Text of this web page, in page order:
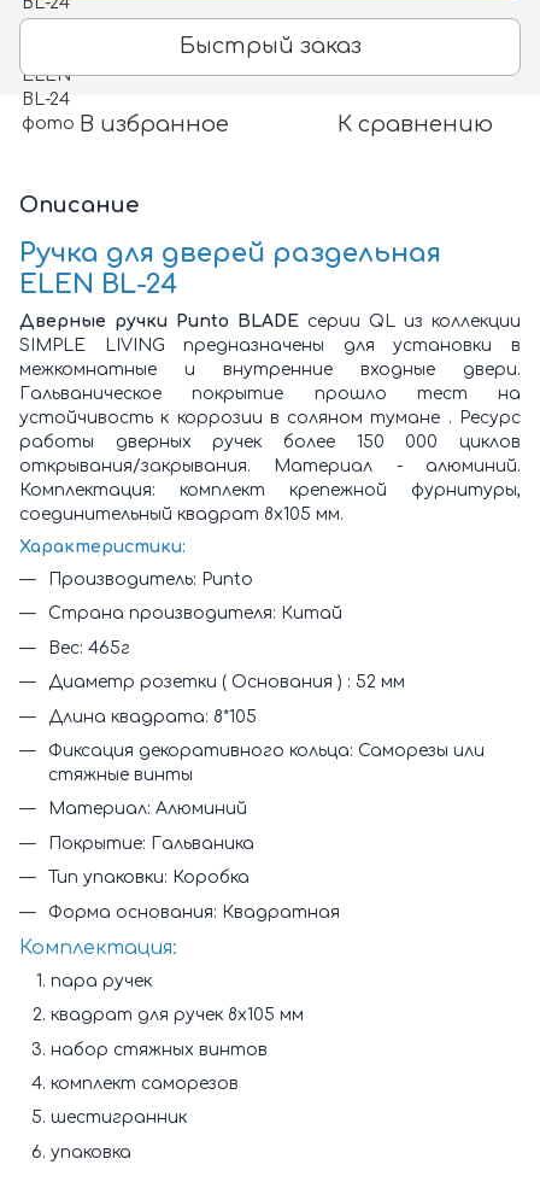
Быстрый заказ
В избранное К сравнению
Описание
Ручка для дверей раздельная
ELEN BL-24
Дверные ручки Punto BLADE серии QL из коллекции
SIMPLE LIVING предназначены для установки в
межкомнатные и внутренние входные двери.
Гальваническое покрытие прошло тест на
устойчивость к коррозии в соляном тумане . Ресурс
работы дверных ручек более 150 000 циклов
открывания/закрывания. Материал - алюминий.
Комплектация: комплект крепежной фурнитуры,
соединительный квадрат 8x105 мм.
Характеристики:
Производитель: Punto
Страна производителя: Китай
Вес: 465г
Диаметр розетки ( Основания ) : 52 мм
Длина квадрата: 8*105
Фиксация декоративного кольца: Саморезы или
стяжные винты
Материал: Алюминий
Покрытие: Гальваника
Тип упаковки: Коробка
Форма основания: Квадратная
Комплектация:
пара ручек
квадрат для ручек 8x105 мм
набор стяжных винтов
комплект саморезов
шестигранник
упаковка